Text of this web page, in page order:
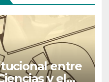
entre
y el